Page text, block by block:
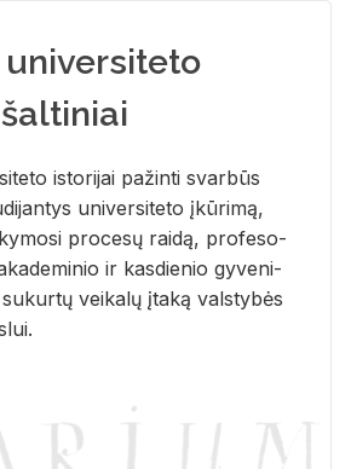
is­to­ri­jai pa­žin­ti svar­būs
uni­ver­si­te­to įkū­ri­mą,
pro­ce­sų rai­dą, pro­fe­so­
ir kas­die­nio gy­ve­ni­
vei­ka­lų įta­ką vals­ty­bės